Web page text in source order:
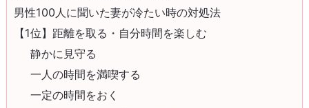
男性100人に聞いた妻が冷たい時の対処法
【1位】距離を取る・自分時間を楽しむ
静かに見守る
一人の時間を満喫する
一定の時間をおく